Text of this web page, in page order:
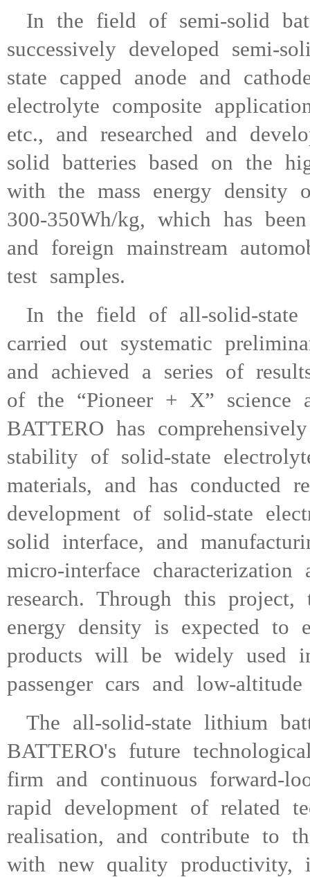
In the field of semi-solid
successively developed semi-
state capped anode and
electrolyte composite
etc., and researched and
solid batteries based on the
with the mass energy density
300-350Wh/kg, which has
and foreign mainstream
test samples.
In the field of all-solid-state
carried out systematic
and achieved a series of
of the “Pioneer + X” science
BATTERO has
stability of solid-state
materials, and has conducted
development of solid-state
solid interface, and
micro-interface
research. Through this
energy density is expected to
products will be widely used
passenger cars and low-
The all-solid-state lithium
BATTERO's future
firm and continuous forward-
rapid development of related
realisation, and contribute to
with new quality